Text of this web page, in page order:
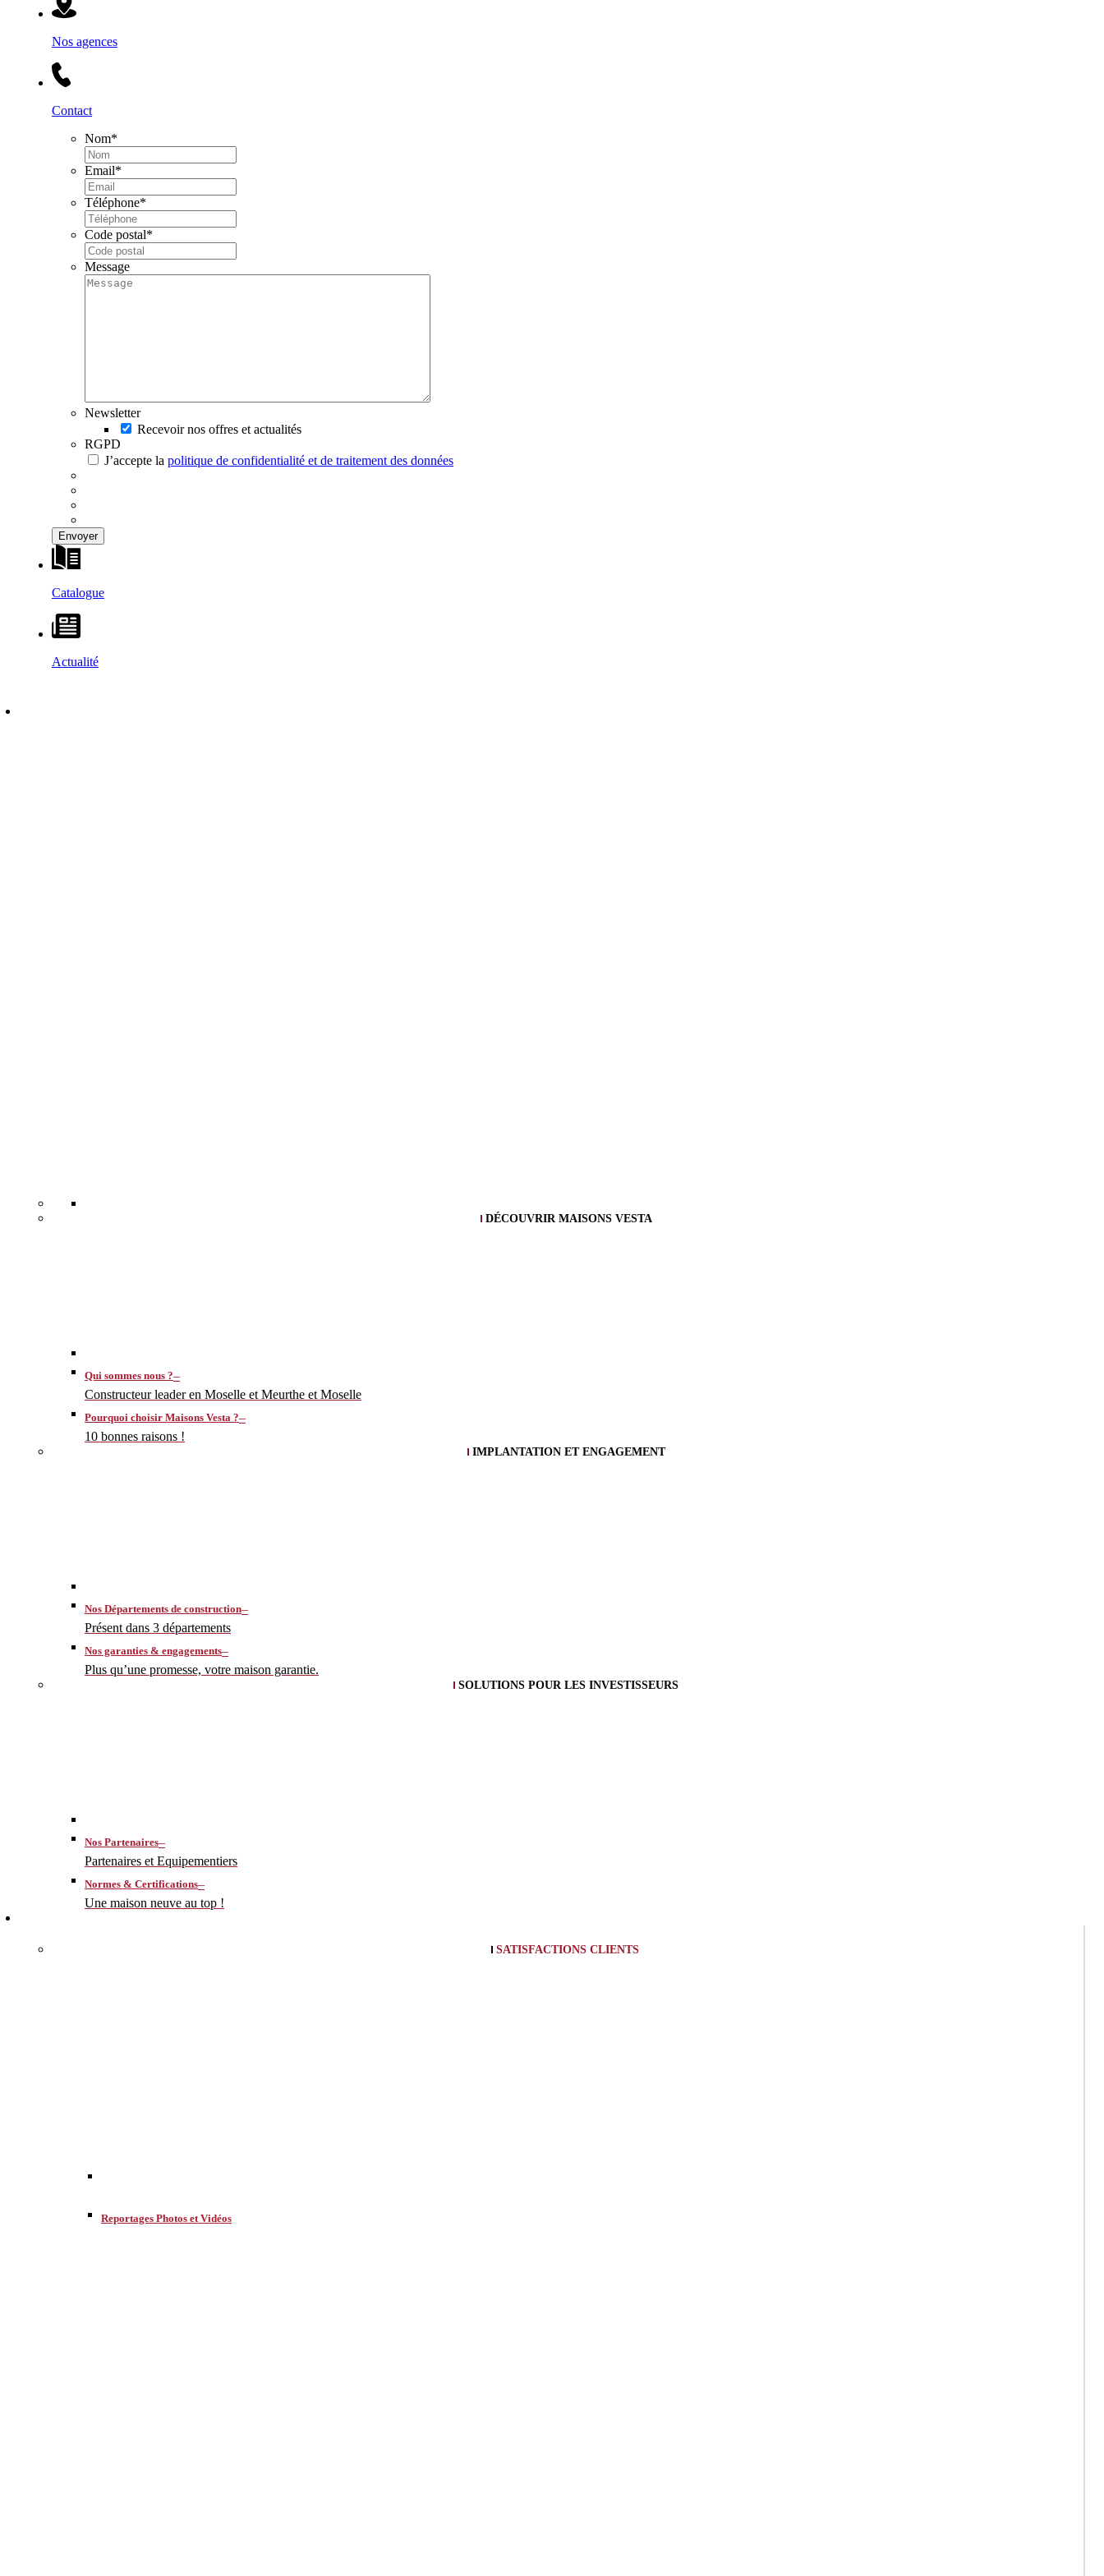
Nos agences
Contact
Nom*
Email*
Téléphone*
Code postal*
Message
Newsletter
Recevoir nos offres et actualités
RGPD
J’accepte la politique de confidentialité et de traitement des données
Catalogue
Actualité
DÉCOUVRIR MAISONS VESTA
Qui sommes nous ?–
Constructeur leader en Moselle et Meurthe et Moselle
Pourquoi choisir Maisons Vesta ?–
10 bonnes raisons !
IMPLANTATION ET ENGAGEMENT
Nos Départements de construction–
Présent dans 3 départements
Nos garanties & engagements–
Plus qu’une promesse, votre maison garantie.
SOLUTIONS POUR LES INVESTISSEURS
Nos Partenaires–
Partenaires et Equipementiers
Normes & Certifications–
Une maison neuve au top !
SATISFACTIONS CLIENTS
Reportages Photos et Vidéos